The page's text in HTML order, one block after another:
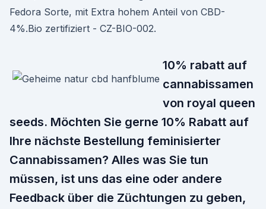
Fedora Sorte, mit Extra hohem Anteil von CBD-
4%.Bio zertifiziert - CZ-BIO-002.
10% rabatt auf
cannabissamen
von royal queen
seeds. Möchten Sie gerne 10% Rabatt auf
Ihre nächste Bestellung feminisierter
Cannabissamen? Alles was Sie tun
müssen, ist uns das eine oder andere
Feedback über die Züchtungen zu geben,